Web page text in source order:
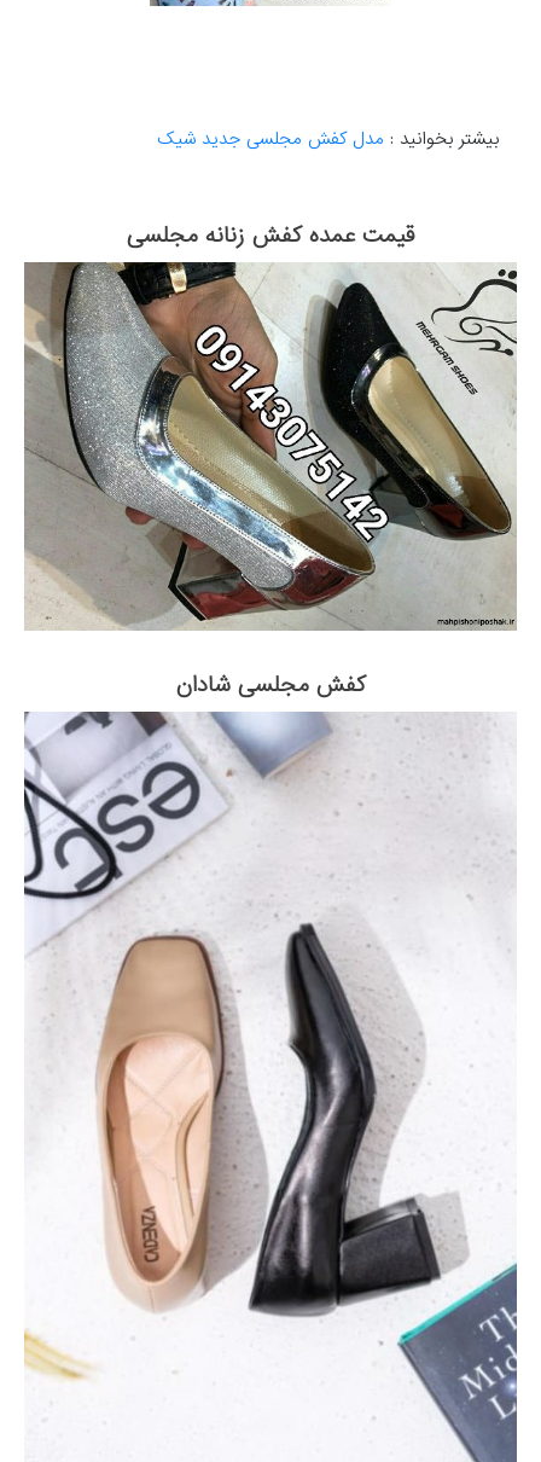
بیشتر بخوانید : مدل کفش مجلسی جدید شیک
قیمت عمده کفش زنانه مجلسی
کفش مجلسی شادان